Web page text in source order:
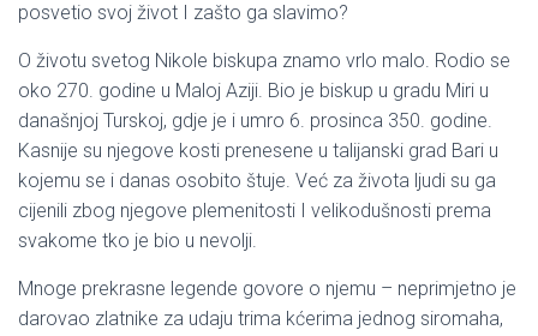
posvetio svoj život I zašto ga slavimo?
O životu svetog Nikole biskupa znamo vrlo malo. Rodio se
oko 270. godine u Maloj Aziji. Bio je biskup u gradu Miri u
današnjoj Turskoj, gdje je i umro 6. prosinca 350. godine.
Kasnije su njegove kosti prenesene u talijanski grad Bari u
kojemu se i danas osobito štuje. Već za života ljudi su ga
cijenili zbog njegove plemenitosti I velikodušnosti prema
svakome tko je bio u nevolji.
Mnoge prekrasne legende govore o njemu – neprimjetno je
darovao zlatnike za udaju trima kćerima jednog siromaha,